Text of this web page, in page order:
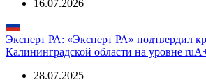
16.07.2026
Эксперт РА: «Эксперт РА» подтвердил
Калининградской области на уровне
28.07.2025